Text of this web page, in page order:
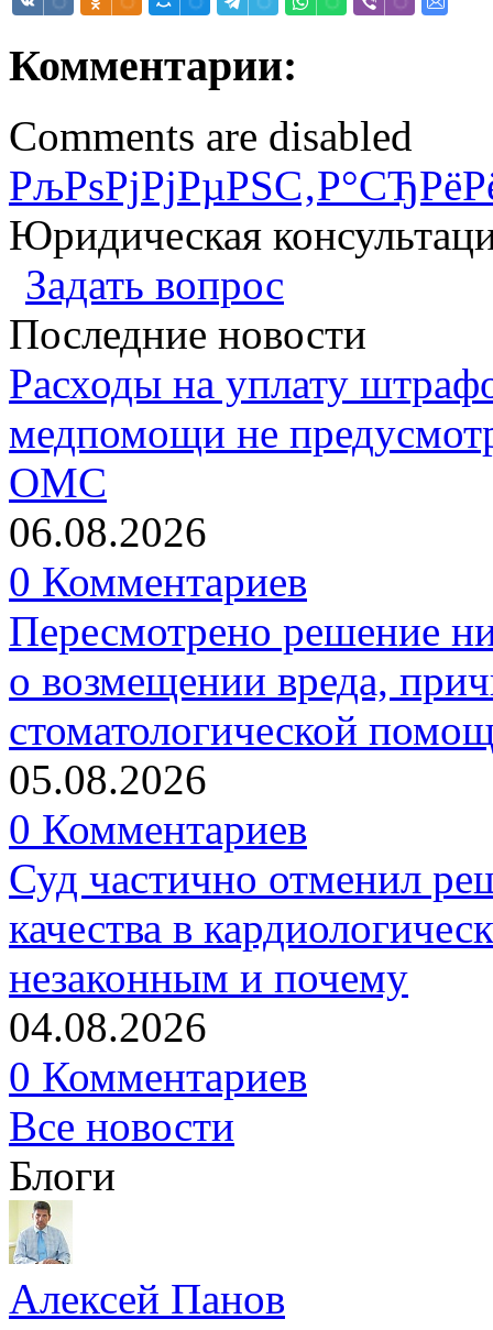
Комментарии:
Comments are disabled
Юридическая
Задать вопрос
Последние новости
Расходы на уплату
медпомощи не
ОМС
06.08.2026
0 Комментариев
Пересмотрено решение
о возмещении вреда,
стоматологической
05.08.2026
0 Комментариев
Суд частично отменил
качества в
незаконным и почему
04.08.2026
0 Комментариев
Все новости
Блоги
Алексей Панов